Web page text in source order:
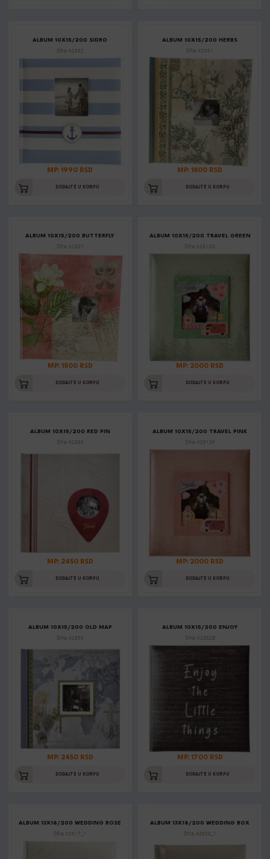
ALBUM 10X15/200 SIDRO
Šifra: K2952
MP: 1990 RSD
DODAJTE U KORPU
ALBUM 10X15/200 HERBS
Šifra: K2931
MP: 1800 RSD
DODAJTE U KORPU
ALBUM 10X15/200 BUTTERFLY
Šifra: K2937
MP: 1800 RSD
DODAJTE U KORPU
ALBUM 10X15/200 TRAVEL GREEN
Šifra: K2913G
MP: 2000 RSD
DODAJTE U KORPU
ALBUM 10X15/200 RED PIN
Šifra: K2956
MP: 2450 RSD
DODAJTE U KORPU
ALBUM 10X15/200 TRAVEL PINK
Šifra: K2913P
MP: 2000 RSD
DODAJTE U KORPU
ALBUM 10X15/200 OLD MAP
Šifra: K2955
MP: 2450 RSD
DODAJTE U KORPU
ALBUM 10X15/200 ENJOY
Šifra: K2882B
MP: 1700 RSD
DODAJTE U KORPU
ALBUM 13X18/200 WEDDING ROSE
Šifra: K2917_1
ALBUM 13X18/200 WEDDING BOX
Šifra: K2928_1